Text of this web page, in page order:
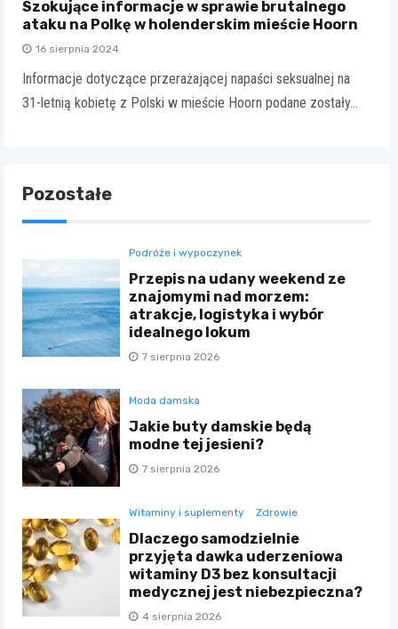
Szokujące informacje w sprawie brutalnego
ataku na Polkę w holenderskim mieście Hoorn
16 sierpnia 2024
Informacje dotyczące przerażającej napaści seksualnej na
31-letnią kobietę z Polski w mieście Hoorn podane zostały…
Pozostałe
Podróże i wypoczynek
Przepis na udany weekend ze
znajomymi nad morzem:
atrakcje, logistyka i wybór
idealnego lokum
7 sierpnia 2026
Moda damska
Jakie buty damskie będą
modne tej jesieni?
7 sierpnia 2026
Witaminy i suplementy Zdrowie
Dlaczego samodzielnie
przyjęta dawka uderzeniowa
witaminy D3 bez konsultacji
medycznej jest niebezpieczna?
4 sierpnia 2026